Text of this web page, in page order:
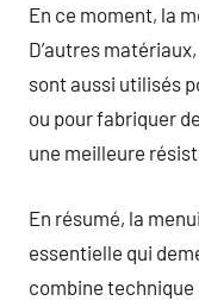
En ce moment, la
D’autres
sont aussi utilisés
ou pour fabriquer
une meilleure
En résumé, la
essentielle qui
combine